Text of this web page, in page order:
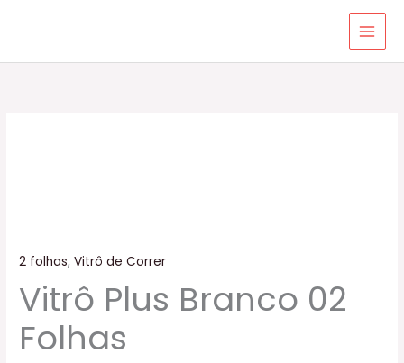
2 folhas,Vitrô de Correr
Vitrô Plus Branco 02
Folhas